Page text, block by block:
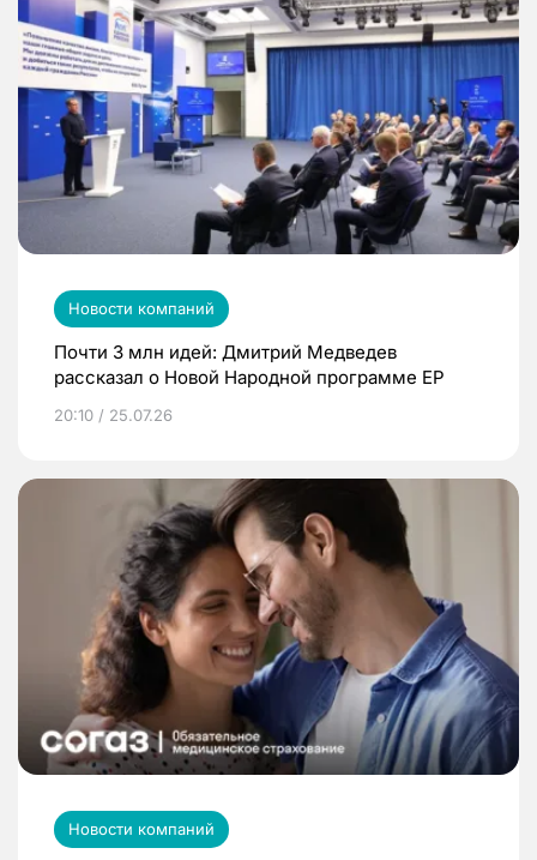
Новости компаний
Почти 3 млн идей: Дмитрий Медведев
рассказал о Новой Народной программе ЕР
20:10 / 25.07.26
Новости компаний